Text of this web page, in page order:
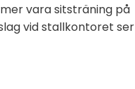
vara sitsträning på
vid stallkontoret ser